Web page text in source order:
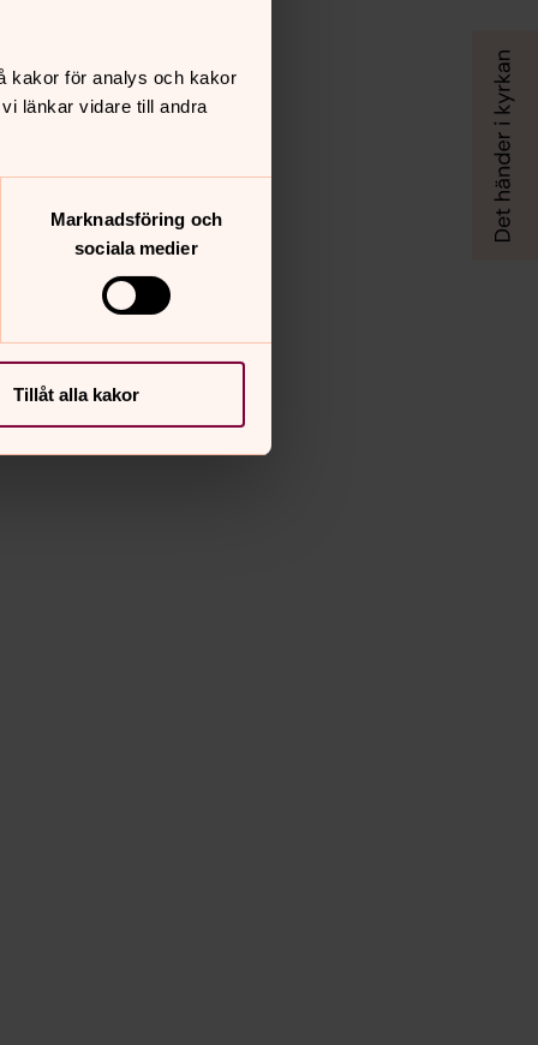
kakor för analys och kakor
länkar vidare till andra
Marknadsföring och
sociala medier
Tillåt alla kakor